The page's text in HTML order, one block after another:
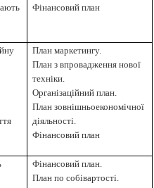
Фінансовий план
План маркетингу.
План з впровадження нової
техніки.
Організаційний план.
План зовнішньоекономічної
діяльності.
Фінансовий план
Фінансовий план.
План по собівартості.